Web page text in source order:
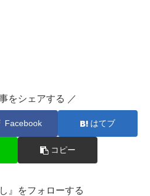
をシェアする ／
Facebook はてブ
コピー
』をフォローする